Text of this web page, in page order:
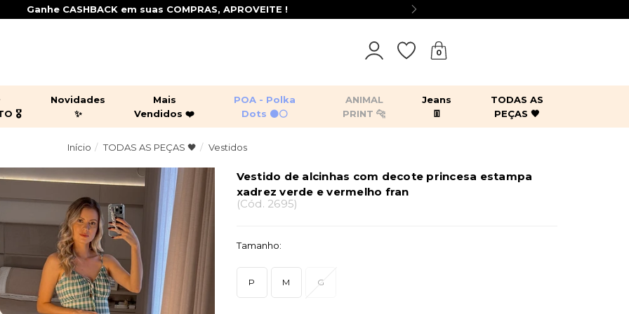
5% OFF no Pix
0
🎖️
Novidades
✨
Mais
Vendidos ❤️
POA - Polka
Dots ⚫⚪
ANIMAL
PRINT 🐆
Jeans
👖
TODAS AS
PEÇAS 🖤
jaquetas blazers
kimonos
shorts macacões
Início TODAS AS PEÇAS 🖤 Vestidos
Vestido de alcinhas com decote princesa estampa
xadrez verde e vermelho fran
(Cód. 2695)
Tamanho:
P M G